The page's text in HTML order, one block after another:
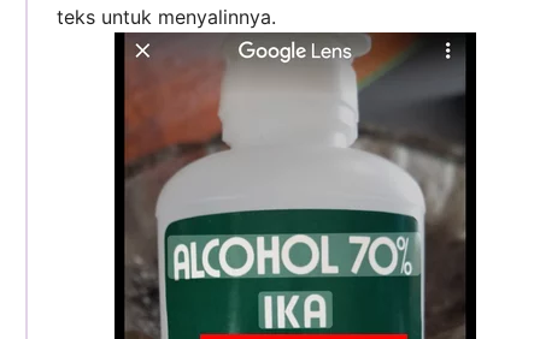
teks untuk menyalinnya.